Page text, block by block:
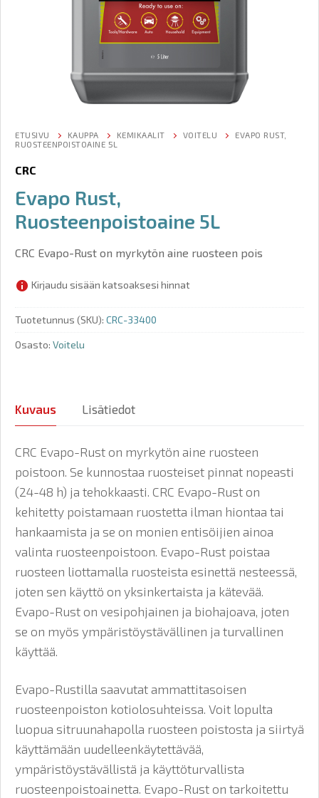
ETUSIVU KAUPPA KEMIKAALIT VOITELU
EVAPO RUST,
RUOSTEENPOISTOAINE 5L
CRC
Evapo Rust,
Ruosteenpoistoaine 5L
CRC Evapo-Rust on myrkytön aine ruosteen pois
Kirjaudu sisään katsoaksesi hinnat
Tuotetunnus (SKU): CRC-33400
Osasto: Voitelu
Kuvaus Lisätiedot
CRC Evapo-Rust on myrkytön aine ruosteen
poistoon. Se kunnostaa ruosteiset pinnat nopeasti
(24-48 h) ja tehokkaasti. CRC Evapo-Rust on
kehitetty poistamaan ruostetta ilman hiontaa tai
hankaamista ja se on monien entisöijien ainoa
valinta ruosteenpoistoon. Evapo-Rust poistaa
ruosteen liottamalla ruosteista esinettä nesteessä,
joten sen käyttö on yksinkertaista ja kätevää.
Evapo-Rust on vesipohjainen ja biohajoava, joten
se on myös ympäristöystävällinen ja turvallinen
käyttää.
Evapo-Rustilla saavutat ammattitasoisen
ruosteenpoiston kotiolosuhteissa. Voit lopulta
luopua sitruunahapolla ruosteen poistosta ja siirtyä
käyttämään uudelleenkäytettävää,
ympäristöystävällistä ja käyttöturvallista
ruosteenpoistoainetta. Evapo-Rust on tarkoitettu